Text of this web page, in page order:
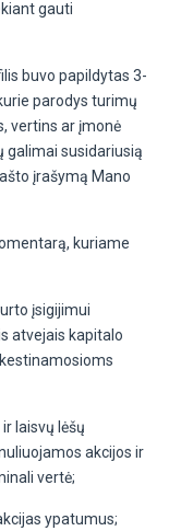
gauti
buvo papildytas 3-
parodys turimų
vertins ar įmonė
galimai susidariusią
įrašymą Mano
kuriame
įsigijimui
atvejais kapitalo
laisvų lėšų
akcijos ir
vertė;
ypatumus;